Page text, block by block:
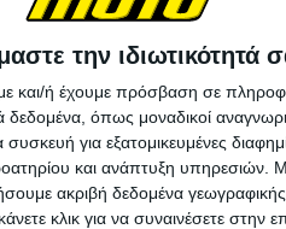
την ιδιωτικότητά
και/ή έχουμε πρόσβαση σε
όπως μοναδικοί
για εξατομικευμένες
και ανάπτυξη υπηρεσιών.
ακριβή δεδομένα
κλικ για να συναινέσετε στην